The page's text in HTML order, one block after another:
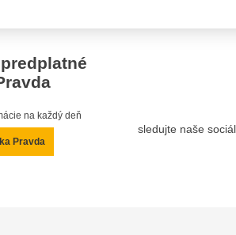
na každý deň
Pravda
sledujte naše